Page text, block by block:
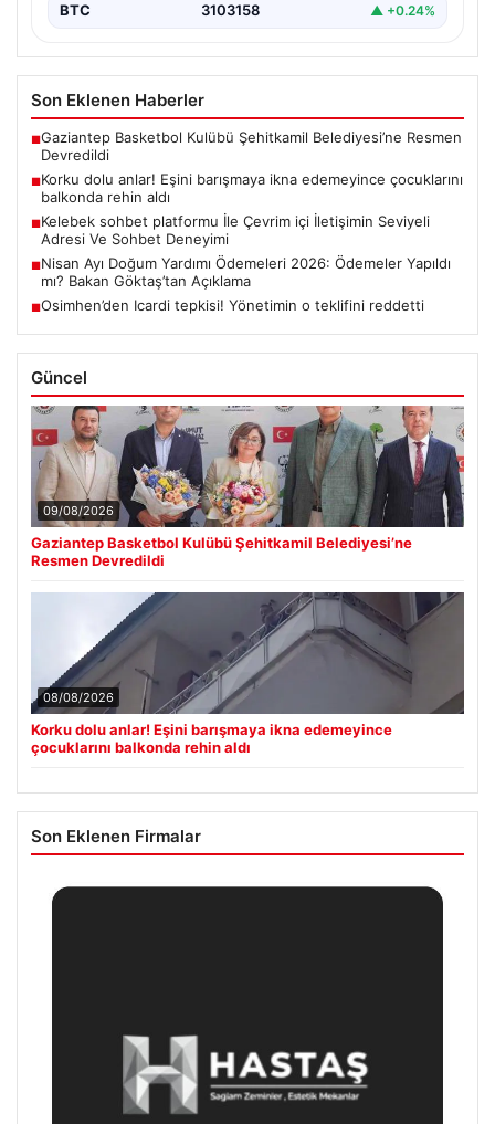
BTC 3103158 ▲ +0.24%
Son Eklenen Haberler
■Gaziantep Basketbol Kulübü Şehitkamil Belediyesi’ne Resmen
Devredildi
■Korku dolu anlar! Eşini barışmaya ikna edemeyince çocuklarını
balkonda rehin aldı
■Kelebek sohbet platformu İle Çevrim içi İletişimin Seviyeli
Adresi Ve Sohbet Deneyimi
■Nisan Ayı Doğum Yardımı Ödemeleri 2026: Ödemeler Yapıldı
mı? Bakan Göktaş’tan Açıklama
■Osimhen’den Icardi tepkisi! Yönetimin o teklifini reddetti
Güncel
09/08/2026
Gaziantep Basketbol Kulübü Şehitkamil Belediyesi’ne
Resmen Devredildi
08/08/2026
Korku dolu anlar! Eşini barışmaya ikna edemeyince
çocuklarını balkonda rehin aldı
Son Eklenen Firmalar